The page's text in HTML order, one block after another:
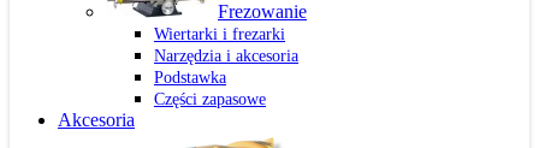
Frezowanie
Wiertarki i frezarki
Narzędzia i akcesoria
Podstawka
Części zapasowe
Akcesoria